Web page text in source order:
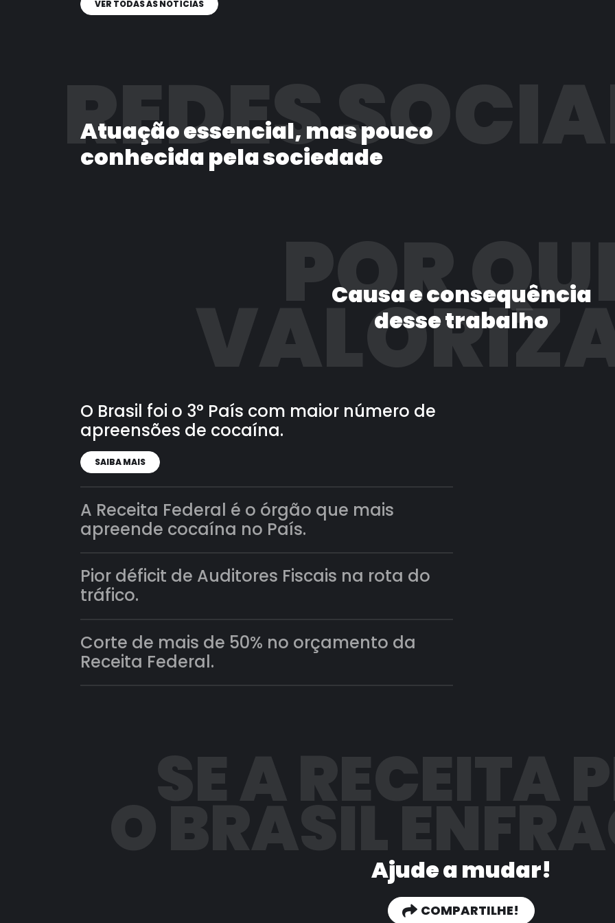
VER TODAS AS NOTÍCIAS
REDES
Atuação essencial, mas pouco
conhecida pela sociedade
POR
Causa e consequência
desse trabalho
O Brasil foi o 3° País com maior número de
apreensões de cocaína.
SAIBA MAIS
A Receita Federal é o órgão que mais
apreende cocaína no País.
Pior déficit de Auditores Fiscais na rota do
tráfico.
Corte de mais de 50% no orçamento da
Receita Federal.
Ajude a mudar!
COMPARTILHE!